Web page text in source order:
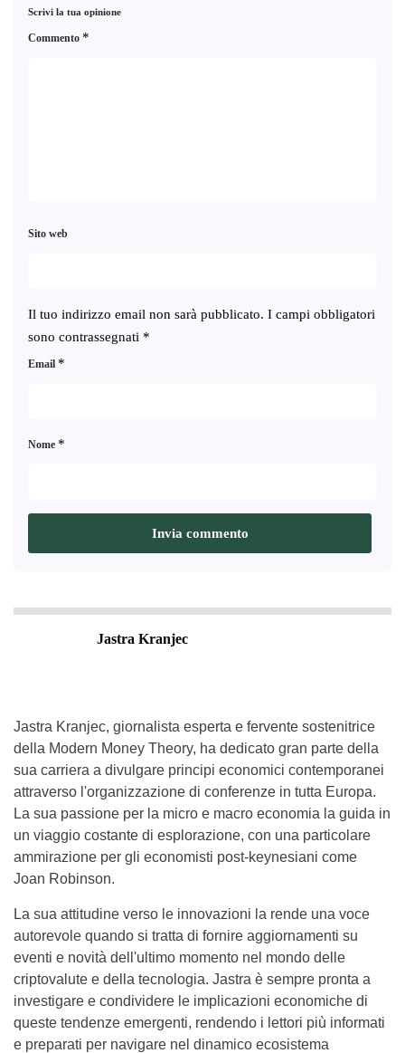
Scrivi la tua opinione
Il tuo indirizzo email non sarà pubblicato. I campi obbligatori
sono contrassegnati *
Commento *
Nome *
Email *
Sito web
Jastra Kranjec
Jastra Kranjec, giornalista esperta e fervente sostenitrice
della Modern Money Theory, ha dedicato gran parte della
sua carriera a divulgare principi economici contemporanei
attraverso l'organizzazione di conferenze in tutta Europa.
La sua passione per la micro e macro economia la guida in
un viaggio costante di esplorazione, con una particolare
ammirazione per gli economisti post-keynesiani come
Joan Robinson.
La sua attitudine verso le innovazioni la rende una voce
autorevole quando si tratta di fornire aggiornamenti su
eventi e novità dell'ultimo momento nel mondo delle
criptovalute e della tecnologia. Jastra è sempre pronta a
investigare e condividere le implicazioni economiche di
queste tendenze emergenti, rendendo i lettori più informati
e preparati per navigare nel dinamico ecosistema